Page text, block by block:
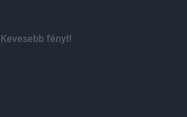
Kevesebb fényt!